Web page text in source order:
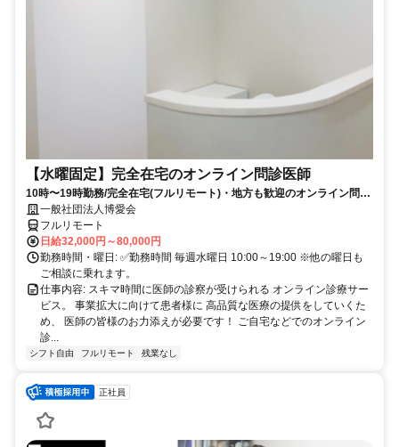
【水曜固定】完全在宅のオンライン問診医師
10時〜19時勤務/完全在宅(フルリモート)・地方も歓迎のオンライン問診
業務一般社団法人博愛会
フルリモート
日給32,000円～80,000円
勤務時間・曜日: ✅勤務時間 毎週水曜日 10:00～19:00 ※他の曜日も
ご相談に乗れます。
仕事内容: スキマ時間に医師の診察が受けられる オンライン診療サー
ビス。 事業拡大に向けて患者様に 高品質な医療の提供をしていくた
め、 医師の皆様のお力添えが必要です！ ご自宅などでのオンライン
診...
シフト自由 フルリモート 残業なし
正社員